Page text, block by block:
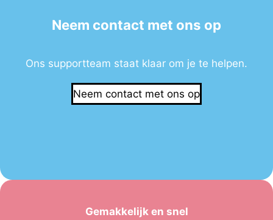
Neem contact met ons op
Ons supportteam staat klaar om je te helpen.
Neem contact met ons op
Gemakkelijk en snel